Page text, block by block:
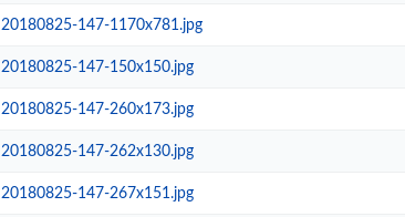
20180825-147-1170x781.jpg
20180825-147-150x150.jpg
20180825-147-260x173.jpg
20180825-147-262x130.jpg
20180825-147-267x151.jpg